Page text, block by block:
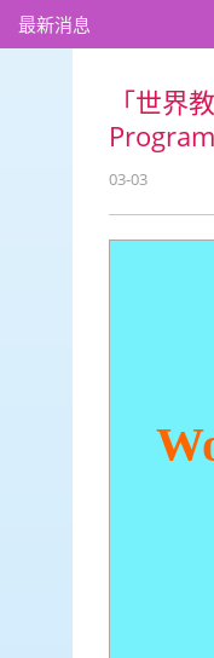
最新消息
「世界
03-03